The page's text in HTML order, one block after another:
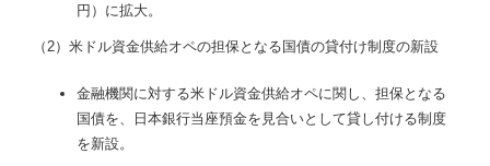
円）に拡大。
（2）米ドル資金供給オペの担保となる国債の貸付け制度の新設
金融機関に対する米ドル資金供給オペに関し、担保となる
国債を、日本銀行当座預金を見合いとして貸し付ける制度
を新設。